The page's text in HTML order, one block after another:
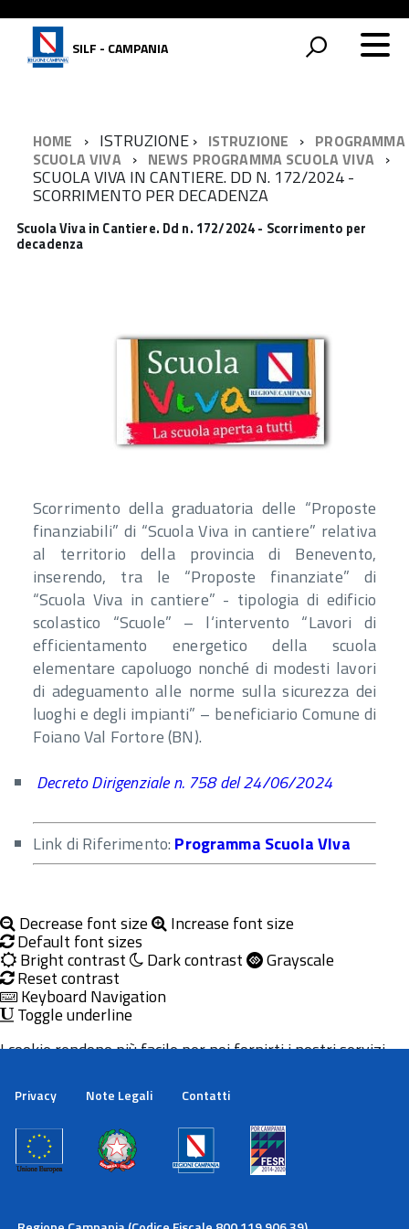
SILF - CAMPANIA
HOME ISTRUZIONE ISTRUZIONE
PROGRAMMA
SCUOLA VIVA
NEWS PROGRAMMA SCUOLA VIVA
SCUOLA VIVA IN CANTIERE. DD N. 172/2024 -
SCORRIMENTO PER DECADENZA
Scuola Viva in Cantiere. Dd n. 172/2024 - Scorrimento per
decadenza
Scorrimento della graduatoria delle “Proposte
finanziabili” di “Scuola Viva in cantiere” relativa
al territorio della provincia di Benevento,
inserendo, tra le “Proposte finanziate” di
“Scuola Viva in cantiere” - tipologia di edificio
scolastico “Scuole” – l‘intervento “Lavori di
efficientamento energetico della scuola
elementare capoluogo nonché di modesti lavori
di adeguamento alle norme sulla sicurezza dei
luoghi e degli impianti” – beneficiario Comune di
Foiano Val Fortore (BN).
Decreto Dirigenziale n. 758 del 24/06/2024
Link di Riferimento: Programma Scuola VIva
Decrease font size Increase font size
Default font sizes
Bright contrast Dark contrast Grayscale
Reset contrast
Keyboard Navigation
Toggle underline
Privacy Note Legali Contatti
I cookie rendono più facile per noi fornirti i nostri servizi.
cookie.
Maggiori informazioni